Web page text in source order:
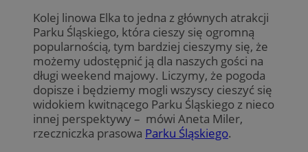
Kolej linowa Elka to jedna z głównych atrakcji
Parku Śląskiego, która cieszy się ogromną
popularnością, tym bardziej cieszymy się, że
możemy udostępnić ją dla naszych gości na
długi weekend majowy. Liczymy, że pogoda
dopisze i będziemy mogli wszyscy cieszyć się
widokiem kwitnącego Parku Śląskiego z nieco
innej perspektywy – mówi Aneta Miler,
rzeczniczka prasowa Parku Śląskiego.